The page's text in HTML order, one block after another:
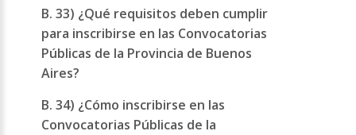
B. 33) ¿Qué requisitos deben cumplir
para inscribirse en las Convocatorias
Públicas de la Provincia de Buenos
Aires?
B. 34) ¿Cómo inscribirse en las
Convocatorias Públicas de la